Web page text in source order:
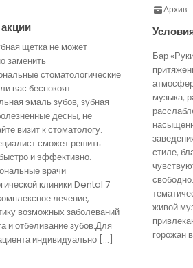
щетка не может
заменить
стоматологические
вас беспокоят
эмаль зубов, зубная
десны, не
визит к стоматологу.
сможет решить
и эффективно.
врачи
клиники Dental 7
лечение,
возможных заболеваний
и отбеливание зубов.Для
индивидуально […]
Архив
Бар
музыка,
стиле,
живой
горожан